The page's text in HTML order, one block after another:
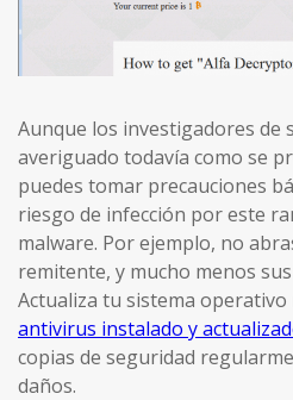
Aunque los investigadores de
averiguado todavía como se
puedes tomar precauciones
riesgo de infección por este
malware. Por ejemplo, no
remitente, y mucho menos
Actualiza tu sistema
antivirus instalado y
copias de seguridad
daños.